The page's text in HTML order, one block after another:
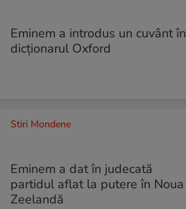
Eminem a introdus un cuvânt în
dicționarul Oxford
Stiri Mondene
Eminem a dat în judecată
partidul aflat la putere în Noua
Zeelandă